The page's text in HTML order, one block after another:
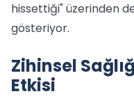
hissettiği" üzerinden
gösteriyor.
Zihinsel
Etkisi